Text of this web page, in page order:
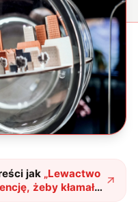
jak „Lewactwo
żeby kłamała,
TruthGPT"?